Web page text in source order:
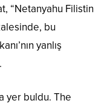
“Netanyahu Filistin
bu
yanlış
yer buldu. The